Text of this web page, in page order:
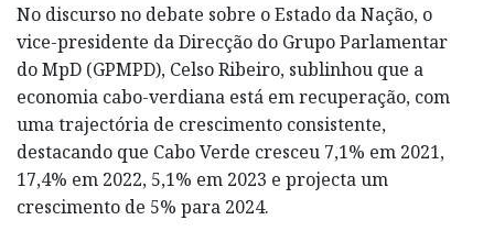
No discurso no debate sobre o Estado da Nação, o
vice-presidente da Direcção do Grupo Parlamentar
do MpD (GPMPD), Celso Ribeiro, sublinhou que a
economia cabo-verdiana está em recuperação, com
uma trajectória de crescimento consistente,
destacando que Cabo Verde cresceu 7,1% em 2021,
17,4% em 2022, 5,1% em 2023 e projecta um
crescimento de 5% para 2024.